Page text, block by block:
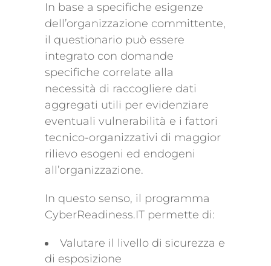
In base a specifiche esigenze
dell’organizzazione committente,
il questionario può essere
integrato con domande
specifiche correlate alla
necessità di raccogliere dati
aggregati utili per evidenziare
eventuali vulnerabilità e i fattori
tecnico-organizzativi di maggior
rilievo esogeni ed endogeni
all’organizzazione.
In questo senso, il programma
CyberReadiness.IT permette di:
Valutare il livello di sicurezza e
di esposizione